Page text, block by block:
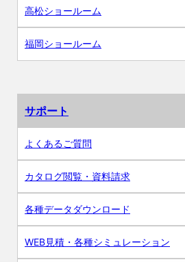
高松ショールーム
福岡ショールーム
サポート
よくあるご質問
カタログ閲覧・資料請求
各種データダウンロード
WEB見積・各種シミュレーション